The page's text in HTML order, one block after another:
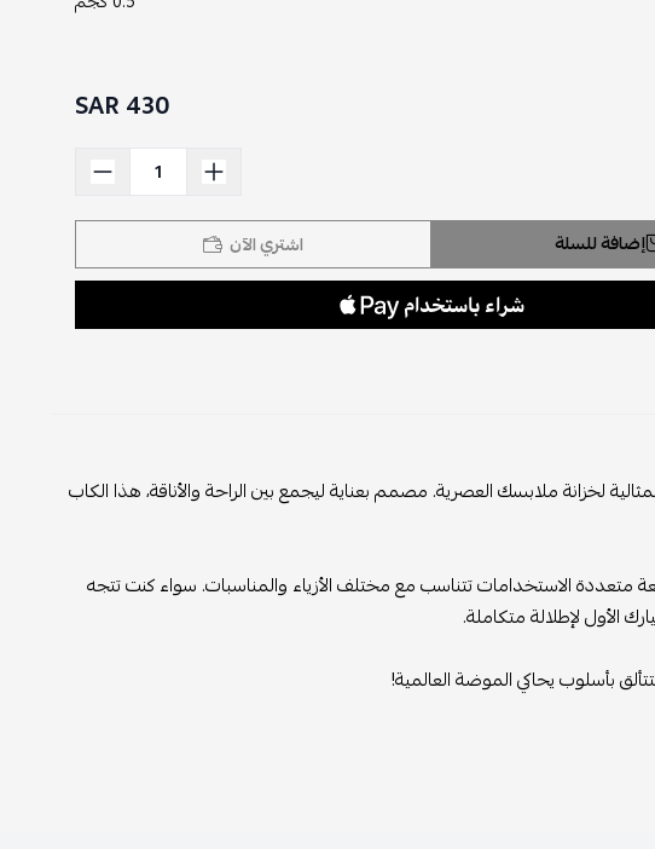
430 SAR
إضافة للسلة اشتري الآن
لخزانة ملابسك العصرية. مصمم بعناية ليجمع بين الراحة والأناقة، هذا الكاب
متعددة الاستخدامات تتناسب مع مختلف الأزياء والمناسبات. سواء كنت تتجه
الأول لإطلالة متكاملة.
بأسلوب يحاكي الموضة العالمية!